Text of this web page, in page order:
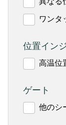
ワンタ
位置イン
高温位
ゲート
他のシ